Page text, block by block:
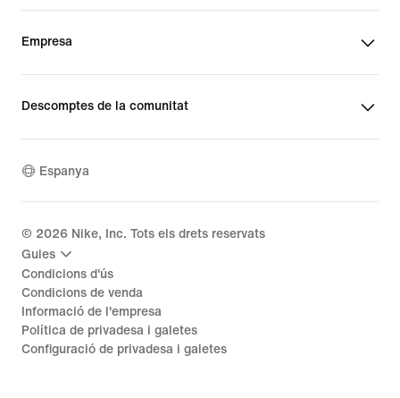
Empresa
Descomptes de la comunitat
Espanya
© 2026 Nike, Inc. Tots els drets reservats
Guies
Condicions d'ús
Condicions de venda
Informació de l'empresa
Política de privadesa i galetes
Configuració de privadesa i galetes